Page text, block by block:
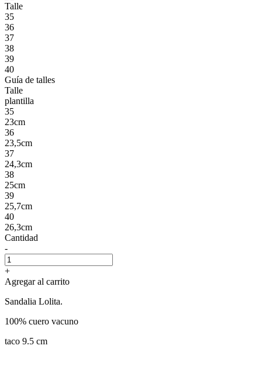
Talle
35
36
37
38
39
40
Guía de talles
Talle
plantilla
35
23cm
36
23,5cm
37
24,3cm
38
25cm
39
25,7cm
40
26,3cm
Cantidad
-
+
Agregar al carrito
Sandalia Lolita.
100% cuero vacuno
taco 9.5 cm